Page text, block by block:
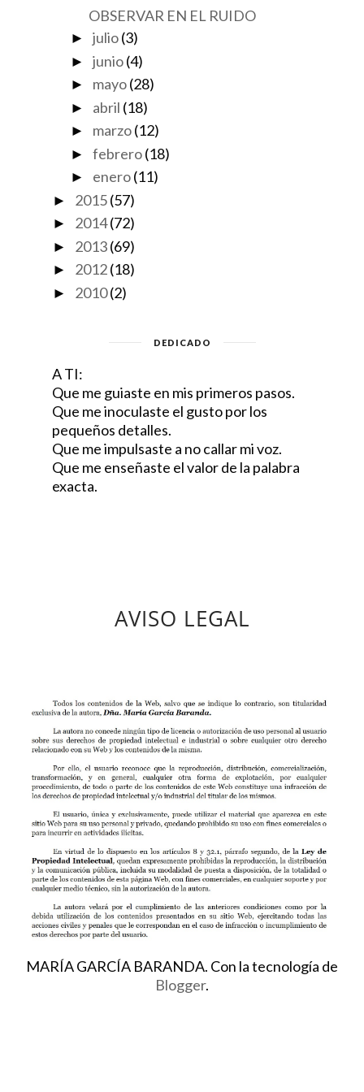
OBSERVAR EN EL RUIDO
► julio (3)
► junio (4)
► mayo (28)
► abril (18)
► marzo (12)
► febrero (18)
► enero (11)
► 2015(57)
► 2014(72)
► 2013(69)
► 2012(18)
► 2010(2)
DEDICADO
A TI:
Que me guiaste en mis primeros pasos.
Que me inoculaste el gusto por los
pequeños detalles.
Que me impulsaste a no callar mi voz.
Que me enseñaste el valor de la palabra
exacta.
AVISO LEGAL
MARÍA GARCÍA BARANDA. Con la tecnología de
Blogger.